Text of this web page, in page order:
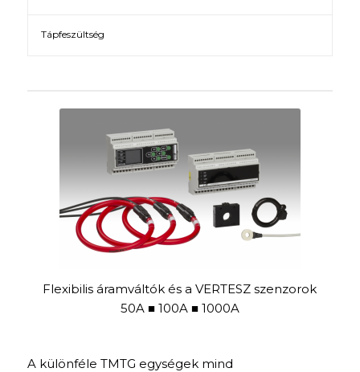
Tápfeszültség
Flexibilis áramváltók és a VERTESZ szenzorok
50A ■ 100A ■ 1000A
A különféle TMTG egységek mind